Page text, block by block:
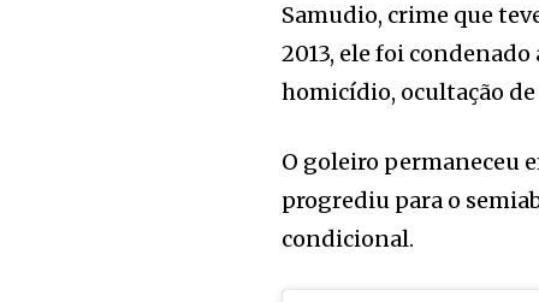
Samudio, crime que
2013, ele foi
homicídio, ocultação de
O goleiro permaneceu
progrediu para o
condicional.